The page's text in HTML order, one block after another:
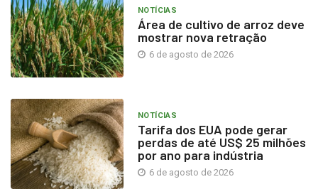
NOTÍCIAS
Área de cultivo de arroz deve
mostrar nova retração
6 de agosto de 2026
NOTÍCIAS
Tarifa dos EUA pode gerar
perdas de até US$ 25 milhões
por ano para indústria
6 de agosto de 2026